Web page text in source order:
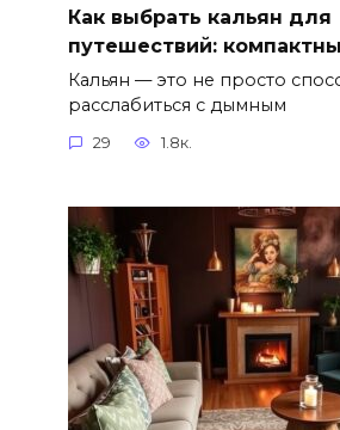
Как выбрать кальян для
путешествий:
Кальян — это не просто
расслабиться с дымным
29 1.8к.